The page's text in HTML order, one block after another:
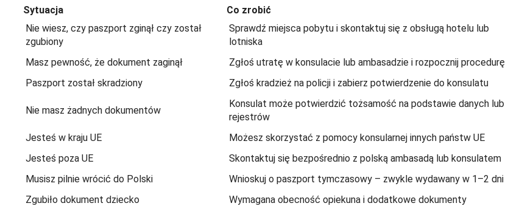
Sytuacja
Co zrobić
Nie wiesz, czy paszport zginął czy został
zgubiony
Sprawdź miejsca pobytu i skontaktuj się z obsługą hotelu lub
lotniska
Masz pewność, że dokument zaginął
Zgłoś utratę w konsulacie lub ambasadzie i rozpocznij procedurę
Paszport został skradziony
Zgłoś kradzież na policji i zabierz potwierdzenie do konsulatu
Nie masz żadnych dokumentów
Konsulat może potwierdzić tożsamość na podstawie danych lub
rejestrów
Jesteś w kraju UE
Możesz skorzystać z pomocy konsularnej innych państw UE
Jesteś poza UE
Skontaktuj się bezpośrednio z polską ambasadą lub konsulatem
Musisz pilnie wrócić do Polski
Wnioskuj o paszport tymczasowy – zwykle wydawany w 1–2 dni
Zgubiło dokument dziecko
Wymagana obecność opiekuna i dodatkowe dokumenty